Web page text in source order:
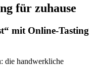
für zuhause
mit Online-Tasting
die handwerkliche